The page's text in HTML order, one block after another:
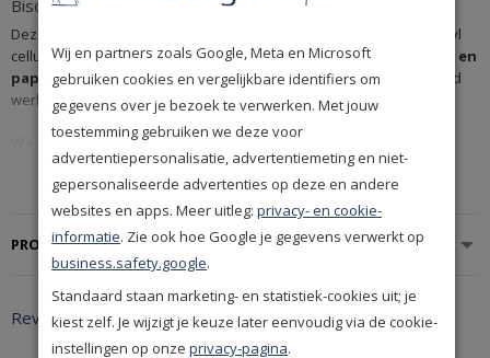
Bison Behanglijm voor Normaal en Papierbehang
Deze betrouwbare
op basis van carboxy methyl
cellulose zorgt voor een sterke en blijvende hechting van
normaal en
papierbehang. Dankzij de klontvrije samenstelling en korte rusttijd
werk je snel en nauwkeurig.
Waarom je deze lijm kiest
Geschikt voor alle soorten licht, normaal en zwaar behang
Klontert niet en strijkt soepel uit voor gelijkmatige dekking
Supersterk en vochtbestendig: ideaal voor diverse
ondergronden
Hoe je deze lijm gebruikt
Toon meer
PRODUCTSPECIFICATIES
Reviews
Wij en partners zoals Google, Meta en Microsoft
gebruiken cookies en vergelijkbare identifiers om
gegevens over je bezoek te verwerken. Met jouw
toestemming gebruiken we deze voor
advertentiepersonalisatie, advertentiemeting en niet-
gepersonaliseerde advertenties op deze en andere
websites en apps. Meer uitleg:privacy- en cookie-
informatie. Zie ook hoe Google je gegevens verwerkt op
business.safety.google.
Standaard staan marketing- en statistiek-cookies uit; je
kiest zelf. Je wijzigt je keuze later eenvoudig via de cookie-
instellingen op onzeprivacy-pagina.